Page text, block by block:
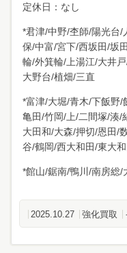
定休日：なし
*君津/中野/杢師/陽光台/
保/中富/宮下/西坂田/坂
輪/外箕輪/上湯江/大井
大野台/植畑/三直
*富津/大堀/青木/下飯野
亀田/竹岡/上/二間塚/湊/
大田和/大森/押切/恩田/
谷/鶴岡/西大和田/東大
*館山/鋸南/鴨川/南房総/
2025.10.27 強化買取